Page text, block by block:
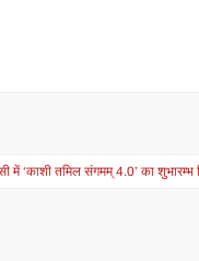
में ‘काशी तमिल संगमम् 4.0’ का शुभारम्भ